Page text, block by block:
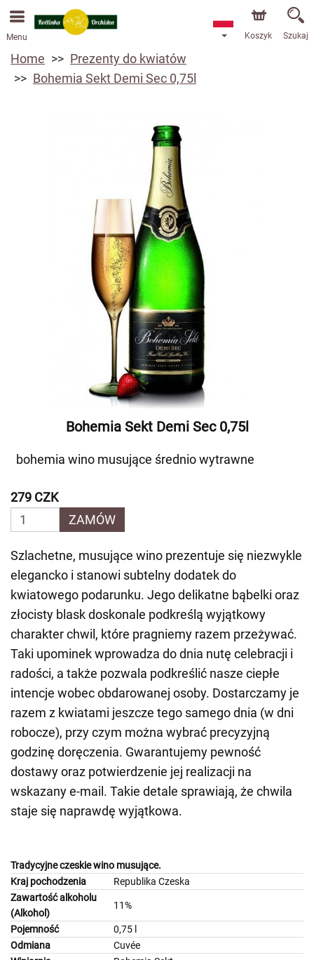
Przyjmujemy zamówienia za pośrednictwem naszego
sklepu internetowego. Najbliższy możliwy termin dostawy
to 13.08.2026 z powodu urlopu.
Menu Koszyk Szukaj
Home
Prezenty do kwiatów
Bohemia Sekt Demi Sec 0,75l
Bohemia Sekt Demi Sec 0,75l
bohemia wino musujące średnio wytrawne
279 CZK
ZAMÓW
Szlachetne, musujące wino prezentuje się niezwykle
elegancko i stanowi subtelny dodatek do
kwiatowego podarunku. Jego delikatne bąbelki oraz
złocisty blask doskonale podkreślą wyjątkowy
charakter chwil, które pragniemy razem przeżywać.
Taki upominek wprowadza do dnia nutę celebracji i
radości, a także pozwala podkreślić nasze ciepłe
intencje wobec obdarowanej osoby. Dostarczamy je
razem z kwiatami jeszcze tego samego dnia (w dni
robocze), przy czym można wybrać precyzyjną
godzinę doręczenia. Gwarantujemy pewność
dostawy oraz potwierdzenie jej realizacji na
wskazany e-mail. Takie detale sprawiają, że chwila
staje się naprawdę wyjątkowa.
Tradycyjne czeskie wino musujące.
Kraj pochodzenia
Republika Czeska
Zawartość alkoholu
(Alkohol)
11%
Pojemność
0,75 l
Odmiana
Cuvée